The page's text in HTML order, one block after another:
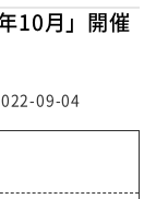
10月」開催
09-04